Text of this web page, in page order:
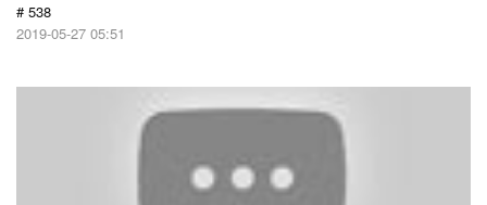
# 538
2019-05-27 05:51